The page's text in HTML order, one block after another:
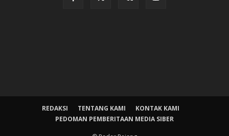
REDAKSI TENTANG KAMI
KONTAK KAMI
PEDOMAN PEMBERITAAN MEDIA SIBER